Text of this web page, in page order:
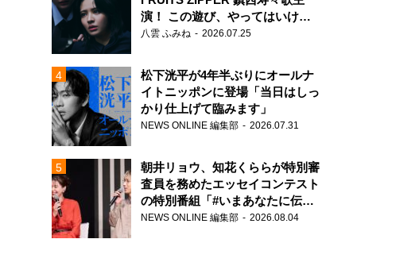
演！ この遊び、やってはいけま
せん。
八雲 ふみね 2026.07.25
松下洸平が4年半ぶりにオールナ
イトニッポンに登場「当日はしっ
かり仕上げて臨みます」
NEWS ONLINE 編集部 2026.07.31
朝井リョウ、知花くららが特別審
査員を務めたエッセイコンテスト
の特別番組「#いまあなたに伝え
たいこと」
NEWS ONLINE 編集部 2026.08.04